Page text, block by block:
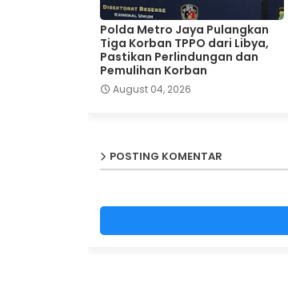
Polda Metro Jaya Pulangkan
Tiga Korban TPPO dari Libya,
Pastikan Perlindungan dan
Pemulihan Korban
August 04, 2026
POSTING KOMENTAR